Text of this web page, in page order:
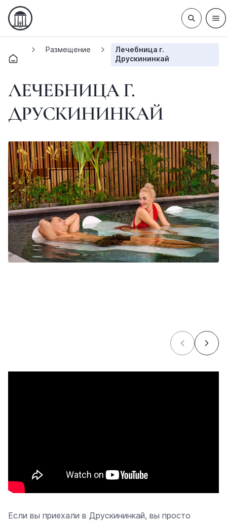
Размещение
Лечебница г.
Друскининкай
ЛЕЧЕБНИЦА Г.
ДРУСКИНИНКАЙ
Если вы приехали в Друскининкай, вы просто